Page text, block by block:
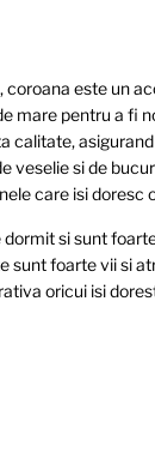
este un
mare pentru a fi
calitate,
veselie si de
care isi doresc
si sunt
sunt foarte vii si
oricui isi